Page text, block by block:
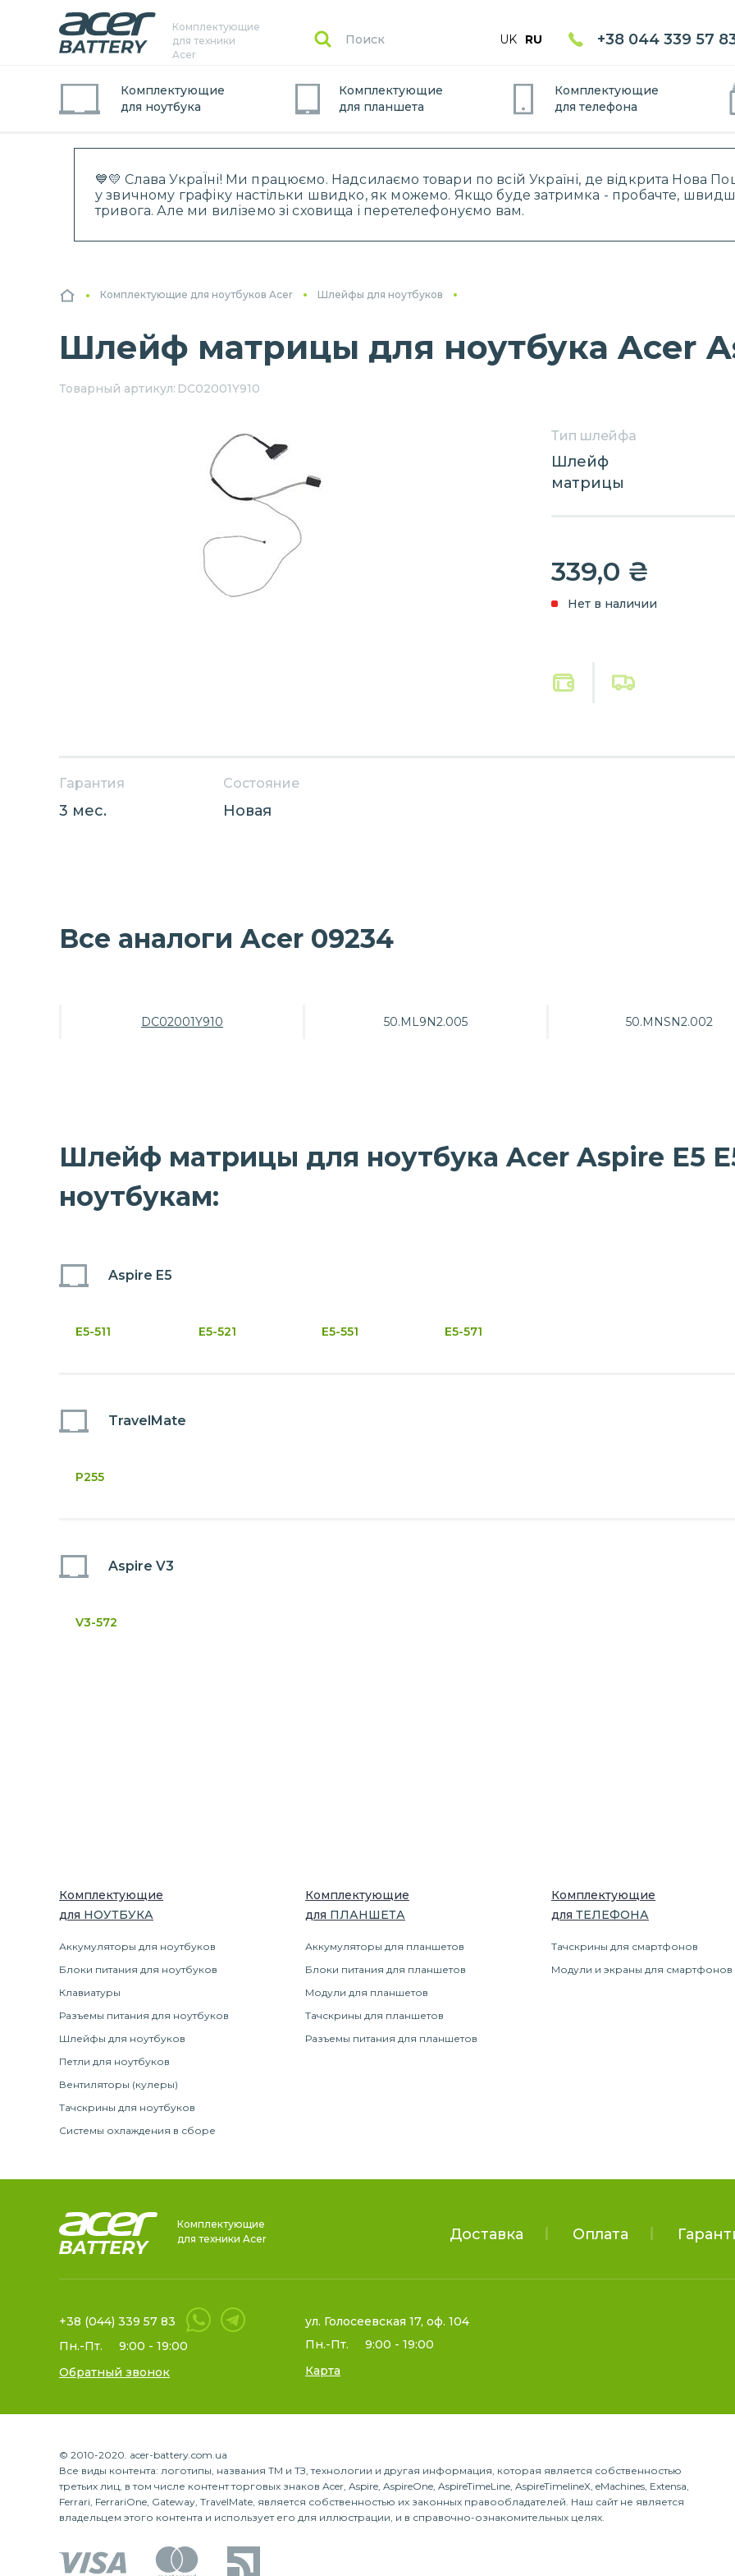
💙💛 Слава УкраЇні! Ми працюємо. Надсилаємо товари по всій Україні, де відкрита Нова
у звичному графіку настільки швидко, як можемо. Якщо буде затримка - пробачте,
тривога. Але ми виліземо зі сховища і перетелефонуємо вам.
Комплектующие
для техники
Acer
UK RU +38 044 339 57
Комплектующие
для ноутбука
Комплектующие
для планшета
Комплектующие
для телефона
Комплектующие для ноутбуков Acer Шлейфы для ноутбуков
Шлейф матрицы для ноутбука Acer
Товарный артикул: DC02001Y910
Тип шлейфа
Шлейф
матрицы
339,0 ₴
Нет в наличии
Гарантия
3 мес.
Состояние
Новая
Все аналоги Acer 09234
DC02001Y910 50.ML9N2.005 50.MNSN2.002
Шлейф матрицы для ноутбука Acer Aspire E5
ноутбукам:
Aspire E5
E5-511 E5-521 E5-551 E5-571
TravelMate
P255
Aspire V3
V3-572
Комплектующие
для НОУТБУКА
Аккумуляторы для ноутбуков
Блоки питания для ноутбуков
Клавиатуры
Разъемы питания для ноутбуков
Шлейфы для ноутбуков
Петли для ноутбуков
Вентиляторы (кулеры)
Тачскрины для ноутбуков
Системы охлаждения в сборе
Комплектующие
для ПЛАНШЕТА
Аккумуляторы для планшетов
Блоки питания для планшетов
Модули для планшетов
Тачскрины для планшетов
Разъемы питания для планшетов
Комплектующие
для ТЕЛЕФОНА
Тачскрины для смартфонов
Модули и экраны для смартфонов
Комплектующие
для техники Acer
Доставка Оплата
+38 (044) 339 57 83
Пн.-Пт.
9:00 - 19:00
Обратный звонок
ул. Голосеевская 17, оф. 104
Пн.-Пт.
9:00 - 19:00
Карта
© 2010-2020. acer-battery.com.ua
Все виды контента: логотипы, названия ТМ и ТЗ, технологии и другая информация, которая является собственностью
третьих лиц, в том числе контент торговых знаков Acer, Aspire, AspireOne, AspireTimeLine, AspireTimelineX, eMachines, Extensa,
Ferrari, FerrariOne, Gateway, TravelMate, является собственностью их законных правообладателей. Наш сайт не является
владельцем этого контента и использует его для иллюстрации, и в справочно-ознакомительных целях.